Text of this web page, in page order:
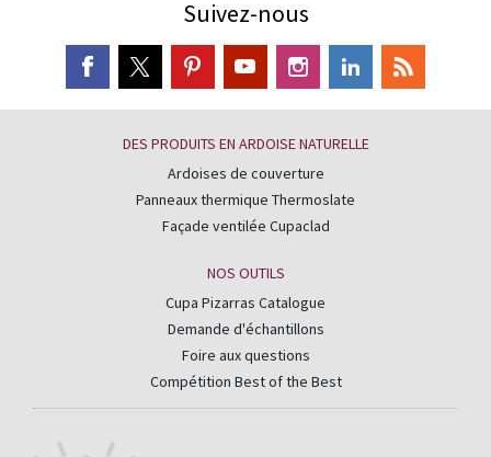
Suivez-nous
DES PRODUITS EN ARDOISE NATURELLE
Ardoises de couverture
Panneaux thermique Thermoslate
Façade ventilée Cupaclad
NOS OUTILS
Cupa Pizarras Catalogue
Demande d'échantillons
Foire aux questions
Compétition Best of the Best